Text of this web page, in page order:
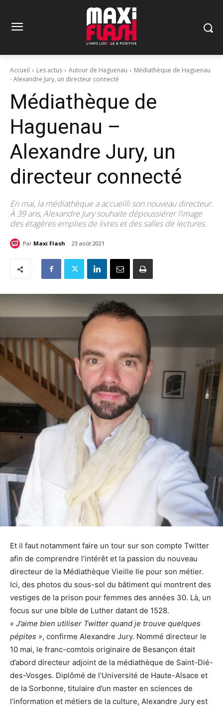
Accueil Les actus Autour de Haguenau
Médiathèque de Haguenau
- Alexandre Jury, un directeur connecté
Médiathèque de
Haguenau –
Alexandre Jury, un
directeur connecté
En mai, la médiathèque a accueilli son nouveau directeur.
À 39 ans, Alexandre Jury souhaite dépoussiérer l’image
des étagères emplies de livres et des salles de lectures.
Par Maxi Flash 23 août 2021
Et il faut notamment faire un tour sur son compte Twitter
afin de comprendre l’intérêt et la passion du nouveau
directeur de la Médiathèque Vieille Ile pour son métier.
Ici, des photos du sous-sol du bâtiment qui montrent des
vestiges de la prison pour femmes des années 30. Là, un
focus sur une bible de Luther datant de 1528.
« J’aime bien utiliser Twitter quand je trouve quelques
pépites », confirme Alexandre Jury. Nommé directeur le
10 mai, le franc-comtois originaire de Besançon était
d’abord directeur adjoint de la médiathèque de Saint-Dié-
des-Vosges. Diplômé de l’Université de Haute-Alsace et
de la Sorbonne, titulaire d’un master en sciences de
l’information et métiers de la culture, Alexandre Jury est